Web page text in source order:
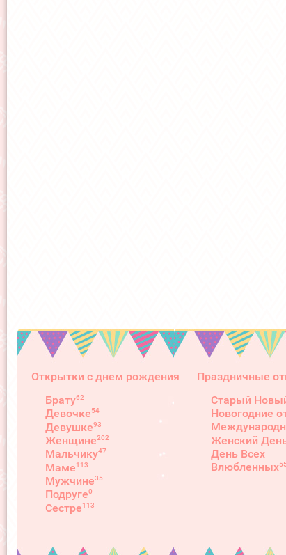
Открытки с днем рождения
Брату62
Девочке54
Девушке93
Женщине202
Мальчику47
Маме113
Мужчине35
Подруге0
Сестре113
Праздничные
Старый
Новогодние
Женский
День Всех
Влюбленных